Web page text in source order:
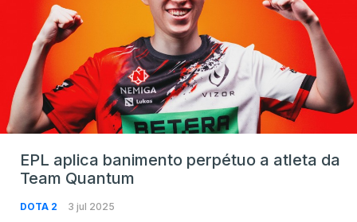
EPL aplica banimento perpétuo a atleta da
Team Quantum
DOTA 2 3 jul 2025